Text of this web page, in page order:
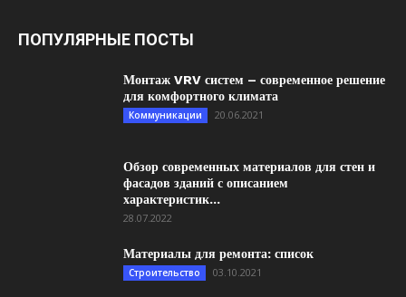
ПОПУЛЯРНЫЕ ПОСТЫ
Монтаж VRV систем – современное решение
для комфортного климата
Коммуникации 20.06.2021
Обзор современных материалов для стен и
фасадов зданий с описанием
характеристик...
28.07.2022
Материалы для ремонта: список
Строительство 03.10.2021